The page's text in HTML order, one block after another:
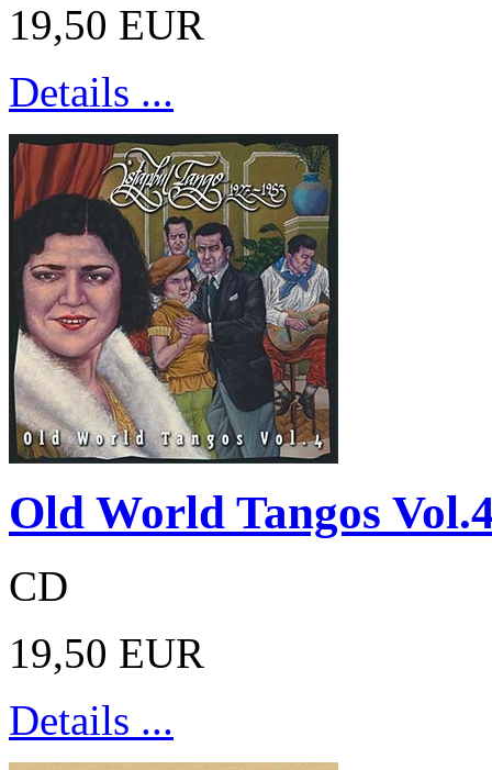
19,50 EUR
Details ...
Old World Tangos
CD
19,50 EUR
Details ...